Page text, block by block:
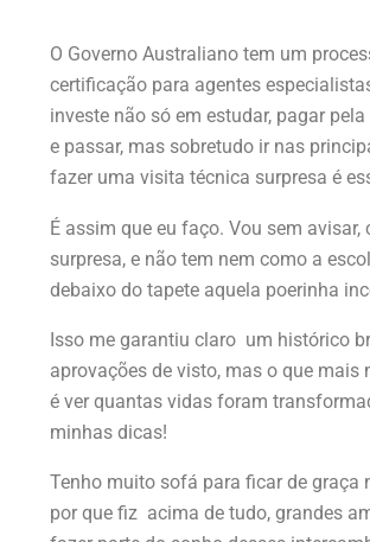
O Governo Australiano tem um
certificação para agentes
investe não só em estudar, pagar
e passar, mas sobretudo ir nas
fazer uma visita técnica surpresa é
É assim que eu faço. Vou sem avisar,
surpresa, e não tem nem como a
debaixo do tapete aquela poerinha
Isso me garantiu claro um histórico
aprovações de visto, mas o que mais
é ver quantas vidas foram
minhas dicas!
Tenho muito sofá para ficar de graça
por que fiz acima de tudo, grandes